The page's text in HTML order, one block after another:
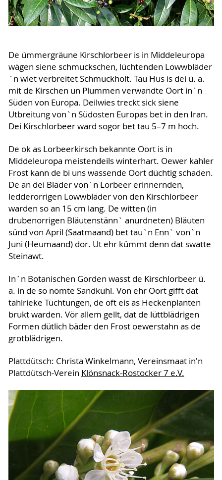
De ümmergräune Kirschlorbeer is in Middeleuropa
wägen siene schmuckschen, lüchtenden Lowwbläder
`n wiet verbreitet Schmuckholt. Tau Hus is dei ü. a.
mit de Kirschen un Plummen verwandte Oort in`n
Süden von Europa. Deilwies treckt sick siene
Utbreitung von`n Südosten Europas bet in den Iran.
Dei Kirschlorbeer ward sogor bet tau 5–7 m hoch.
De ok as Lorbeerkirsch bekannte Oort is in
Middeleuropa meistendeils winterhart. Oewer kahler
Frost kann de bi uns wassende Oort düchtig schaden.
De an dei Bläder von`n Lorbeer erinnernden,
ledderorrigen Lowwbläder von den Kirschlorbeer
warden so an 15 cm lang. De witten (in
drubenorrigen Bläutenstänn` anurdneten) Bläuten
sünd von April (Saatmaand) bet tau`n Enn` von`n
Juni (Heumaand) dor. Ut ehr kümmt denn dat swatte
Steinawt.
In`n Botanischen Gorden wasst de Kirschlorbeer ü.
a. in de so nömte Sandkuhl. Von ehr Oort gifft dat
tahlrieke Tüchtungen, de oft eis as Heckenplanten
brukt warden. Vör allem gellt, dat de lüttblädrigen
Formen dütlich bäder den Frost oewerstahn as de
grotblädrigen.
Plattdütsch: Christa Winkelmann, Vereinsmaat in'n
Plattdütsch-Verein Klönsnack-Rostocker 7 e.V.